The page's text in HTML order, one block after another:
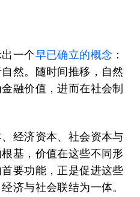
一个早已确立的概念 ：
然。随时间推移，自然
融价值，进而在社会制
经济资本、社会资本与
基，价值在这些不同形
要功能，正是促进这些
济与社会联结为一体。